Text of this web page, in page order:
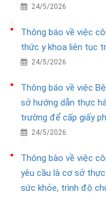
24/5/2026
Thông báo về việc
thức y khoa liên tục
24/5/2026
Thông báo về việc
sở hướng dẫn thực
trường để cấp giấy
24/5/2026
Thông bào về việc
yêu cầu là cơ sở
sức khỏe, trình độ